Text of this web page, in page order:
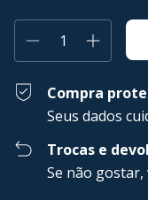
Compra
Seus dados
Trocas e
Se não